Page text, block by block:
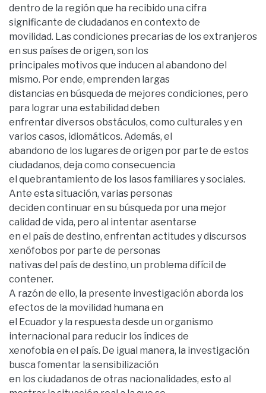
dentro de la región que ha recibido una cifra
significante de ciudadanos en contexto de
movilidad. Las condiciones precarias de los extranjeros
en sus países de origen, son los
principales motivos que inducen al abandono del
mismo. Por ende, emprenden largas
distancias en búsqueda de mejores condiciones, pero
para lograr una estabilidad deben
enfrentar diversos obstáculos, como culturales y en
varios casos, idiomáticos. Además, el
abandono de los lugares de origen por parte de estos
ciudadanos, deja como consecuencia
el quebrantamiento de los lasos familiares y sociales.
Ante esta situación, varias personas
deciden continuar en su búsqueda por una mejor
calidad de vida, pero al intentar asentarse
en el país de destino, enfrentan actitudes y discursos
xenófobos por parte de personas
nativas del país de destino, un problema difícil de
contener.
A razón de ello, la presente investigación aborda los
efectos de la movilidad humana en
el Ecuador y la respuesta desde un organismo
internacional para reducir los índices de
xenofobia en el país. De igual manera, la investigación
busca fomentar la sensibilización
en los ciudadanos de otras nacionalidades, esto al